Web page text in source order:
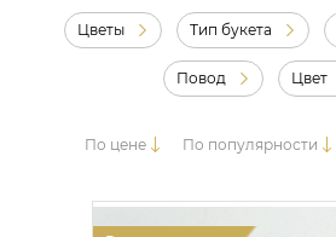
Цветы Тип букета
Повод Цвет
По цене По популярности